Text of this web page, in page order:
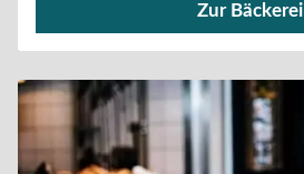
Verkauf von Brötchen,
Zur Bäckerei